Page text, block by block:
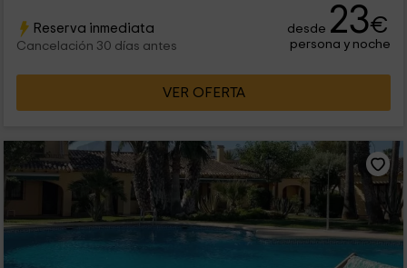
Reserva inmediata
Cancelación 30 días antes
desde 23€
persona y noche
VER OFERTA